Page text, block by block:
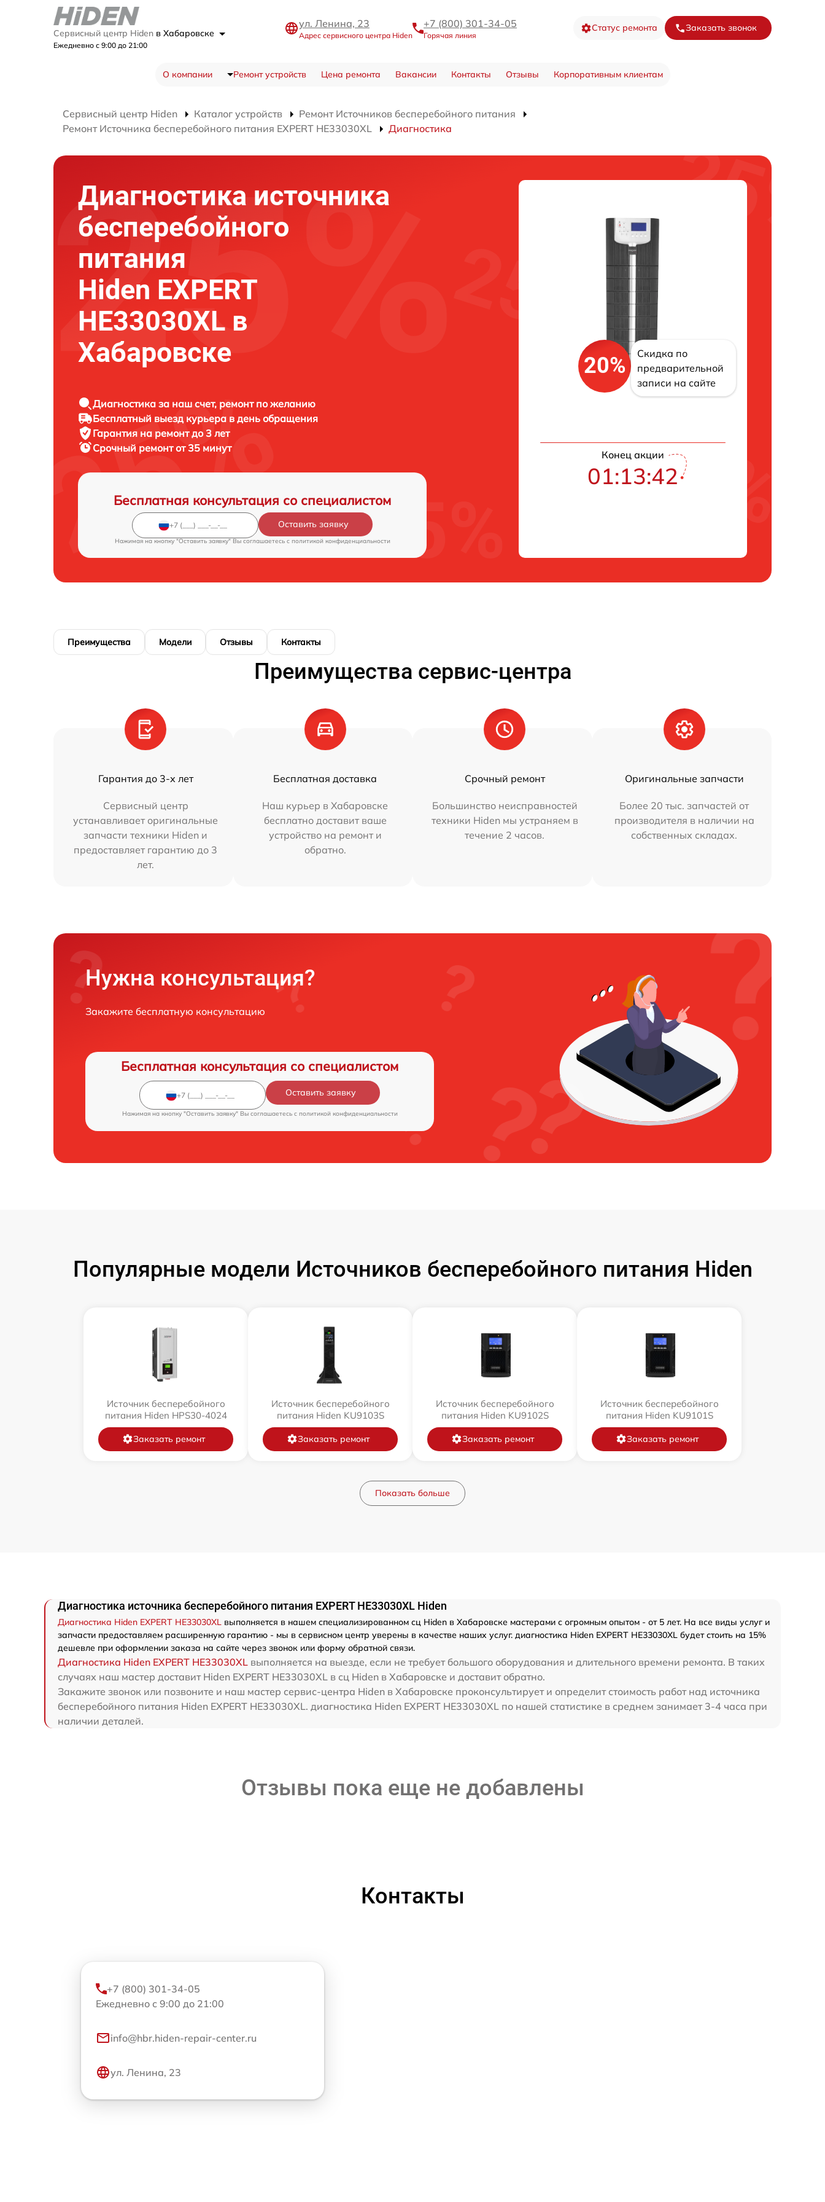
Сервисный центр Hiden в Хабаровске
Ежедневно с 9:00 до 21:00
ул. Ленина, 23
Адрес сервисного центра Hiden
+7 (800) 301-34-05
Горячая линия
Статус ремонта Заказать звонок
О компании Ремонт устройств Цена ремонта Вакансии Контакты Отзывы Корпоративным клиентам
Сервисный центр Hiden Каталог устройств
Ремонт Источников бесперебойного питания
Ремонт Источника бесперебойного питания EXPERT HE33030XL
Диагностика
Диагностика источника
бесперебойного
питания
Hiden EXPERT
HE33030XL в
Хабаровске
Диагностика за наш счет, ремонт по желанию
Бесплатный выезд курьера в день обращения
Гарантия на ремонт до 3 лет
Срочный ремонт от 35 минут
Бесплатная консультация со специалистом
Оставить заявку
Нажимая на кнопку "Оставить заявку" Вы соглашаетесь c политикой конфиденциальности
20%
Скидка по
предварительной
записи на сайте
Конец акции
01:13:41
Преимущества Модели Отзывы Контакты
Преимущества сервис-центра
Гарантия до 3-х лет
Сервисный центр
устанавливает оригинальные
запчасти техники Hiden и
предоставляет гарантию до 3
лет.
Бесплатная доставка
Наш курьер в Хабаровске
бесплатно доставит ваше
устройство на ремонт и
обратно.
Срочный ремонт
Большинство неисправностей
техники Hiden мы устраняем в
течение 2 часов.
Оригинальные запчасти
Более 20 тыс. запчастей от
производителя в наличии на
собственных складах.
Нужна консультация?
Закажите бесплатную консультацию
Бесплатная консультация со специалистом
Оставить заявку
Нажимая на кнопку "Оставить заявку" Вы соглашаетесь c политикой конфиденциальности
Популярные модели Источников бесперебойного питания Hiden
Источник бесперебойного
питания Hiden HPS30-4024
Заказать ремонт
Источник бесперебойного
питания Hiden KU9103S
Заказать ремонт
Источник бесперебойного
питания Hiden KU9102S
Заказать ремонт
Источник бесперебойного
питания Hiden KU9101S
Заказать ремонт
Показать больше
Диагностика источника бесперебойного питания EXPERT HE33030XL Hiden
Диагностика Hiden EXPERT HE33030XL выполняется в нашем специализированном сц Hiden в Хабаровске мастерами с огромным опытом - от 5 лет. На все виды услуг и
запчасти предоставляем расширенную гарантию - мы в сервисном центр уверены в качестве наших услуг. диагностика Hiden EXPERT HE33030XL будет стоить на 15%
дешевле при оформлении заказа на сайте через звонок или форму обратной связи.
Диагностика Hiden EXPERT HE33030XL выполняется на выезде, если не требует большого оборудования и длительного времени ремонта. В таких
случаях наш мастер доставит Hiden EXPERT HE33030XL в сц Hiden в Хабаровске и доставит обратно.
Закажите звонок или позвоните и наш мастер сервис-центра Hiden в Хабаровске проконсультирует и определит стоимость работ над источника
бесперебойного питания Hiden EXPERT HE33030XL. диагностика Hiden EXPERT HE33030XL по нашей статистике в среднем занимает 3-4 часа при
наличии деталей.
Отзывы пока еще не добавлены
Контакты
+7 (800) 301-34-05
Ежедневно с 9:00 до 21:00
info@hbr.hiden-repair-center.ru
ул. Ленина, 23